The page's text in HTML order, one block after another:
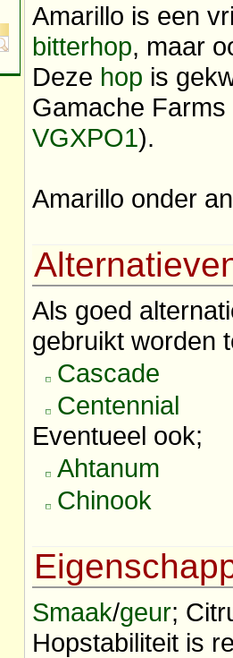
Amarillo is een
bitterhop, maar
Deze hop is
Gamache
VGXPO1).
Amarillo onder
Als goed
gebruikt worden
Cascade
Centennial
Eventueel ook;
Ahtanum
Chinook
Smaak/geur;
Hopstabiliteit is